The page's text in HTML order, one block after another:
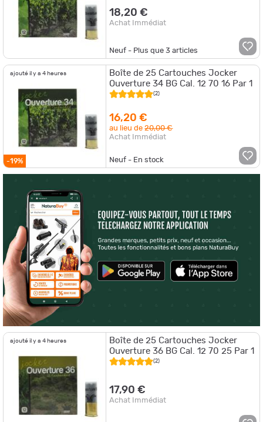
18,20 €
Achat Immédiat
Neuf - Plus que3 articles
ajouté il y a 4 heures
-19%
Boîte de 25 Cartouches Jocker
Ouverture 34 BG Cal. 12 70 16 Par 1
(2)
16,20 €
au lieu de20,00 €
Achat Immédiat
Neuf - En stock
ajouté il y a 4 heures
Boîte de 25 Cartouches Jocker
Ouverture 36 BG Cal. 12 70 25 Par 1
(2)
17,90 €
Achat Immédiat